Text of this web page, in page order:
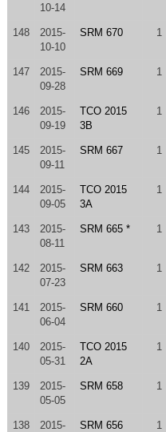
10-14
148
2015-
10-10
SRM 670 1
147
2015-
09-28
SRM 669 1
146
2015-
09-19
TCO 2015
3B
1
145
2015-
09-11
SRM 667 1
144
2015-
09-05
TCO 2015
3A
1
143
2015-
08-11
SRM 665 * 1
142
2015-
07-23
SRM 663 1
141
2015-
06-04
SRM 660 1
140
2015-
05-31
TCO 2015
2A
1
139
2015-
05-05
SRM 658 1
138
2015-
SRM 656 1